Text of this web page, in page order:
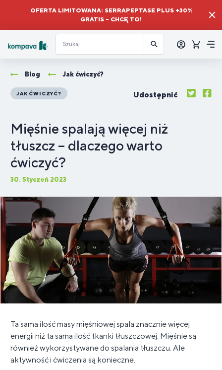
OFERTA LIMITOWANA: SERRAPEPTASE PLUS +30%
GRATIS – CHCĘ TO!
się
Koszyk
Blog Jak ćwiczyć?
JAK ĆWICZYĆ? Udostępnić
Mięśnie spalają więcej niż
tłuszcz – dlaczego warto
ćwiczyć?
30. Styczeń 2023
Ta sama ilość masy mięśniowej spala znacznie więcej
energii niż ta sama ilość tkanki tłuszczowej. Mięśnie są
również wykorzystywane do spalania tłuszczu. Ale
aktywność i ćwiczenia są konieczne.